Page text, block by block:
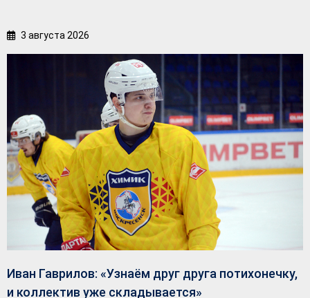
3 августа 2026
Иван Гаврилов: «Узнаём друг друга потихонечку,
и коллектив уже складывается»